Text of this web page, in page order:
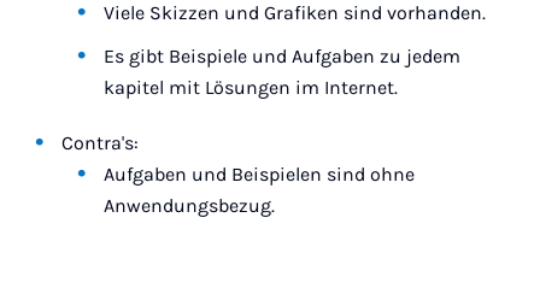
Viele Skizzen und Grafiken sind vorhanden.
Es gibt Beispiele und Aufgaben zu jedem
kapitel mit Lösungen im Internet.
Contra's:
Aufgaben und Beispielen sind ohne
Anwendungsbezug.